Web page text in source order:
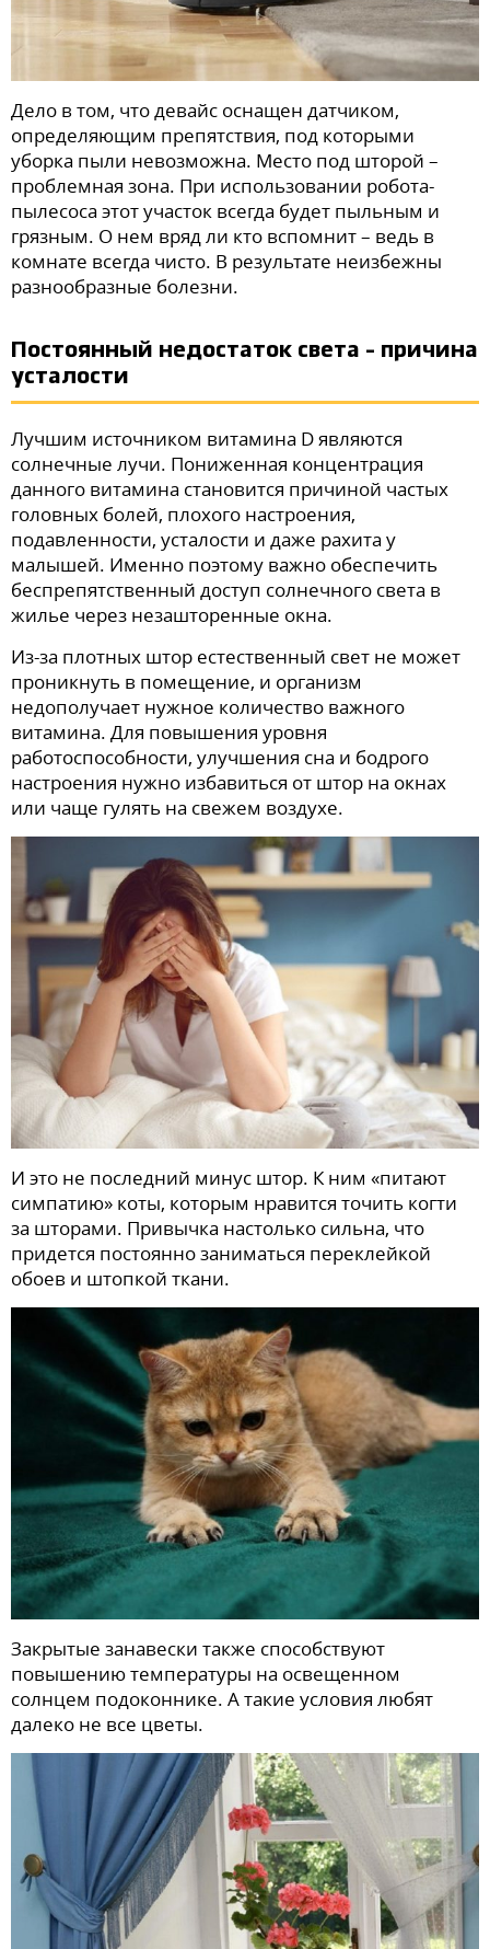
Дело в том, что девайс оснащен датчиком,
определяющим препятствия, под которыми
уборка пыли невозможна. Место под шторой –
проблемная зона. При использовании робота-
пылесоса этот участок всегда будет пыльным и
грязным. О нем вряд ли кто вспомнит – ведь в
комнате всегда чисто. В результате неизбежны
разнообразные болезни.
Постоянный недостаток света – причина
усталости
Лучшим источником витамина D являются
солнечные лучи. Пониженная концентрация
данного витамина становится причиной частых
головных болей, плохого настроения,
подавленности, усталости и даже рахита у
малышей. Именно поэтому важно обеспечить
беспрепятственный доступ солнечного света в
жилье через незашторенные окна.
Из-за плотных штор естественный свет не может
проникнуть в помещение, и организм
недополучает нужное количество важного
витамина. Для повышения уровня
работоспособности, улучшения сна и бодрого
настроения нужно избавиться от штор на окнах
или чаще гулять на свежем воздухе.
И это не последний минус штор. К ним «питают
симпатию» коты, которым нравится точить когти
за шторами. Привычка настолько сильна, что
придется постоянно заниматься переклейкой
обоев и штопкой ткани.
Закрытые занавески также способствуют
повышению температуры на освещенном
солнцем подоконнике. А такие условия любят
далеко не все цветы.